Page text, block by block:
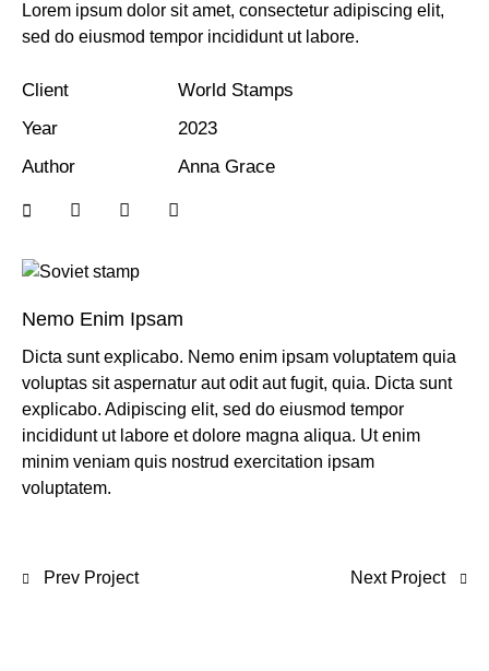
Lorem ipsum dolor sit amet, consectetur adipiscing elit,
sed do eiusmod tempor incididunt ut labore.
Client
World Stamps
Year
2023
Author
Anna Grace
Nemo Enim Ipsam
Dicta sunt explicabo. Nemo enim ipsam voluptatem quia
voluptas sit aspernatur aut odit aut fugit, quia. Dicta sunt
explicabo. Adipiscing elit, sed do eiusmod tempor
incididunt ut labore et dolore magna aliqua. Ut enim
minim veniam quis nostrud exercitation ipsam
voluptatem.
Prev Project Next Project